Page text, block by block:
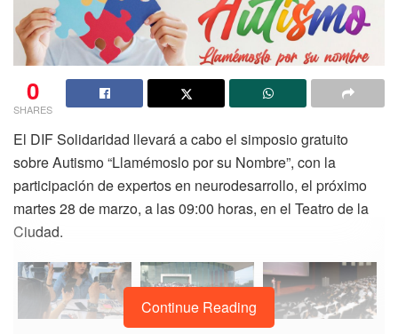
0
SHARES
El DIF Solidaridad llevará a cabo el simposio gratuito
sobre Autismo “Llamémoslo por su Nombre”, con la
participación de expertos en neurodesarrollo, el próximo
martes 28 de marzo, a las 09:00 horas, en el Teatro de la
Ciudad.
Continue Reading